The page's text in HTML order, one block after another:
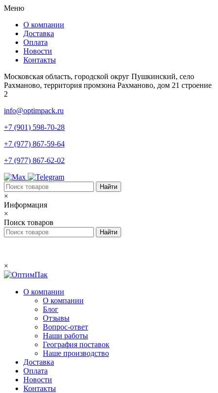
Меню
О компании
Доставка
Оплата
Новости
Контакты
Московская область, городской округ Пушкинский, село
Рахманово, территория промзона Рахманово, дом 21 строение
2
info@optimpack.ru
+7 (901) 598-70-28
+7 (977) 867-59-64
+7 (977) 867-62-02
×
Информация
×
Поиск товаров
×
О компании
О компании
Блог
Отзывы
Вопрос-ответ
Наши работы
География поставок
Наше производство
Доставка
Оплата
Новости
Контакты